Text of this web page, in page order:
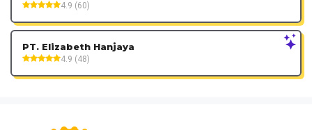
4.9 (60)
PT. Elizabeth Hanjaya
4.9 (48)